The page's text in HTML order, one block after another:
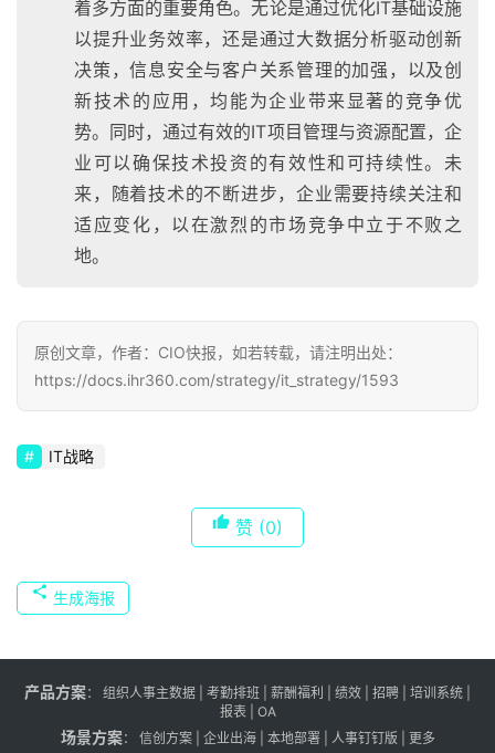
着多方面的重要角色。无论是通过优化IT基础设施
以提升业务效率，还是通过大数据分析驱动创新
决策，信息安全与客户关系管理的加强，以及创
新技术的应用，均能为企业带来显著的竞争优
势。同时，通过有效的IT项目管理与资源配置，企
业可以确保技术投资的有效性和可持续性。未
来，随着技术的不断进步，企业需要持续关注和
适应变化，以在激烈的市场竞争中立于不败之
地。
原创文章，作者：CIO快报，如若转载，请注明出处：
https://docs.ihr360.com/strategy/it_strategy/1593
IT战略
赞 (0)
生成海报
产品方案： 组织人事主数据 考勤排班 薪酬福利 绩效 招聘 | 培训系统 |
报表
| OA
场景方案： 信创方案| 企业出海| 本地部署| 人事钉钉版 更多